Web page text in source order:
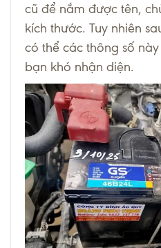
cũ để nắm được tên,
kích thước. Tuy nhiên
có thể các thông số
bạn khó nhận diện.